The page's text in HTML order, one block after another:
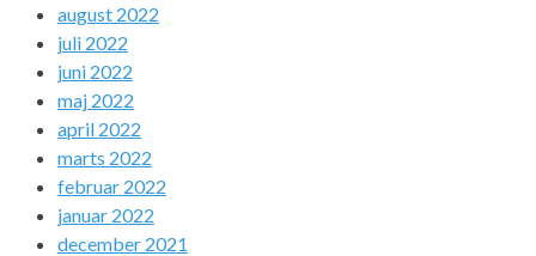
august 2022
juli 2022
juni 2022
maj 2022
april 2022
marts 2022
februar 2022
januar 2022
december 2021